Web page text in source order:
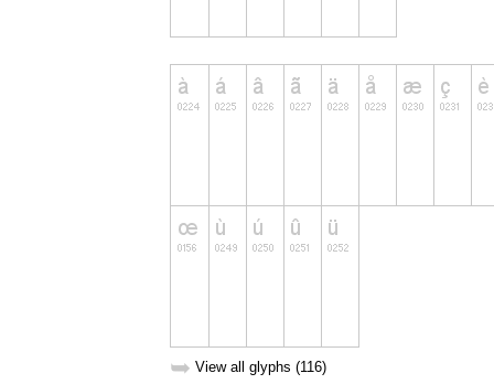
➥ View all glyphs (116)